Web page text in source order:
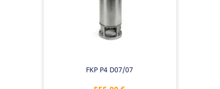
FKP P4 D07/07